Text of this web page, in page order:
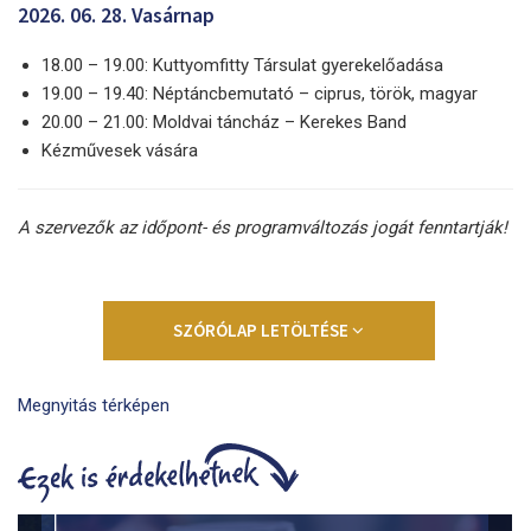
2026. 06. 28. Vasárnap
18.00 – 19.00: Kuttyomfitty Társulat gyerekelőadása
19.00 – 19.40: Néptáncbemutató – ciprus, török, magyar
20.00 – 21.00: Moldvai táncház – Kerekes Band
Kézművesek vására
A szervezők az időpont- és programváltozás jogát fenntartják!
SZÓRÓLAP LETÖLTÉSE
Megnyitás térképen